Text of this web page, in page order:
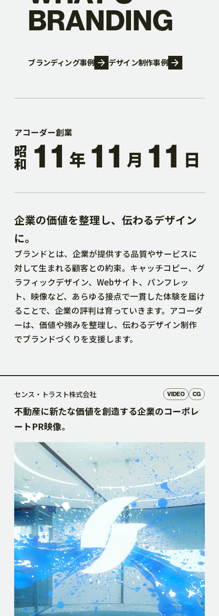
BRANDING
ブランディング事例 デザイン制作事例
アコーダー創業
昭和
6
7
8
9
1
6
7
8
9
1 年
6
7
8
1
6
7
8
1 月
6
7
8
1
6
7
8
1 日
企業の価値を整理し、伝わるデザイン
に。
ブランドとは、企業が提供する品質やサービスに
対して生まれる顧客との約束。キャッチコピー、グ
ラフィックデザイン、Webサイト、パンフレッ
ト、映像など、あらゆる接点で一貫した体験を届け
ることで、企業の評判は育っていきます。アコーダ
ーは、価値や強みを整理し、伝わるデザイン制作
でブランドづくりを支援します。
センス・トラスト株式会社 VIDEO CG
不動産に新たな価値を創造する企業のコーポレ
ートPR映像。